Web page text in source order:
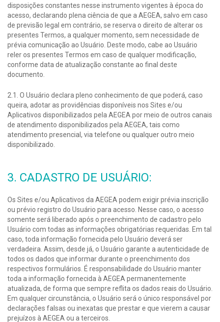
disposições constantes nesse instrumento vigentes à época do
acesso, declarando plena ciência de que a AEGEA, salvo em caso
de previsão legal em contrário, se reserva o direito de alterar os
presentes Termos, a qualquer momento, sem necessidade de
prévia comunicação ao Usuário. Deste modo, cabe ao Usuário
reler os presentes Termos em caso de qualquer modificação,
conforme data de atualização constante ao final deste
documento.
2.1. O Usuário declara pleno conhecimento de que poderá, caso
queira, adotar as providências disponíveis nos Sites e/ou
Aplicativos disponibilizados pela AEGEA por meio de outros canais
de atendimento disponibilizados pela AEGEA, tais como
atendimento presencial, via telefone ou qualquer outro meio
disponibilizado.
3. CADASTRO DE USUÁRIO:
Os Sites e/ou Aplicativos da AEGEA podem exigir prévia inscrição
ou prévio registro do Usuário para acesso. Nesse caso, o acesso
somente será liberado após o preenchimento de cadastro pelo
Usuário com todas as informações obrigatórias requeridas. Em tal
caso, toda informação fornecida pelo Usuário deverá ser
verdadeira. Assim, desde já, o Usuário garante a autenticidade de
todos os dados que informar durante o preenchimento dos
respectivos formulários. É responsabilidade do Usuário manter
toda a informação fornecida à AEGEA permanentemente
atualizada, de forma que sempre reflita os dados reais do Usuário.
Em qualquer circunstância, o Usuário será o único responsável por
declarações falsas ou inexatas que prestar e que vierem a causar
prejuízos à AEGEA ou a terceiros.